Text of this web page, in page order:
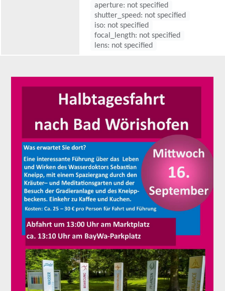
aperture: not specified
shutter_speed: not specified
iso: not specified
focal_length: not specified
lens: not specified